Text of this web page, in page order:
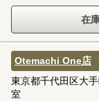
Otemachi One店
東京都千代田区大
室